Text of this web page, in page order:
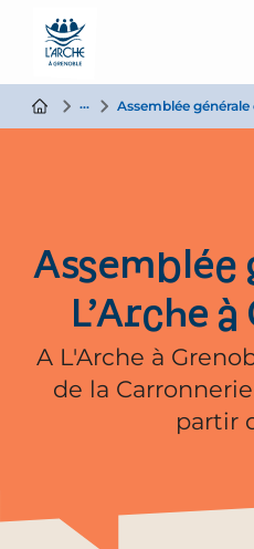
ActualitéAssemblée générale
Assemblée
L’Arche
A L'Arche à
de la
partir